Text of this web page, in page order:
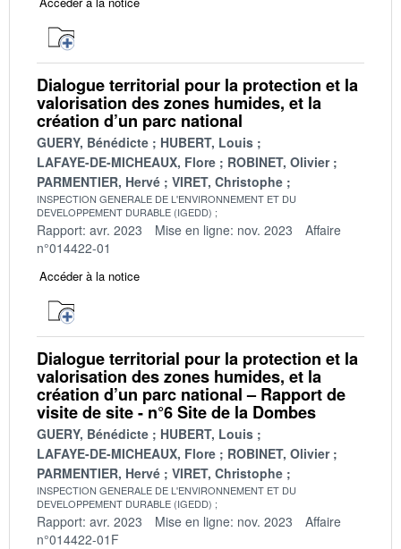
Dialogue territorial pour la protection et la
valorisation des zones humides, et la
création d’un parc national
GUERY, Bénédicte
HUBERT, Louis
LAFAYE-DE-MICHEAUX, Flore
ROBINET, Olivier
PARMENTIER, Hervé
VIRET, Christophe
INSPECTION GENERALE DE L'ENVIRONNEMENT ET DU
DEVELOPPEMENT DURABLE (IGEDD)
Rapport: avr. 2023 Mise en ligne: nov. 2023
Affaire
n°014422-01
Accéder à la notice
Dialogue territorial pour la protection et la
valorisation des zones humides, et la
création d’un parc national – Rapport de
visite de site - n°6 Site de la Dombes
GUERY, Bénédicte
HUBERT, Louis
LAFAYE-DE-MICHEAUX, Flore
ROBINET, Olivier
PARMENTIER, Hervé
VIRET, Christophe
INSPECTION GENERALE DE L'ENVIRONNEMENT ET DU
DEVELOPPEMENT DURABLE (IGEDD)
Rapport: avr. 2023 Mise en ligne: nov. 2023
Affaire
n°014422-01F